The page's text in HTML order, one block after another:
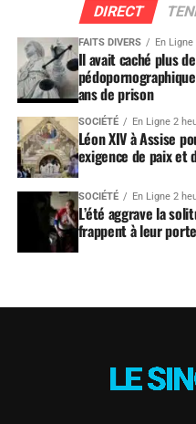
DIRECT
FAITS DIVERS En
Il avait caché plus
ans de prison
SOCIÉTÉ En Ligne 2
Léon XIV à Assise
exigence de paix et
SOCIÉTÉ En Ligne 2
L’été aggrave la
frappent à leur porte